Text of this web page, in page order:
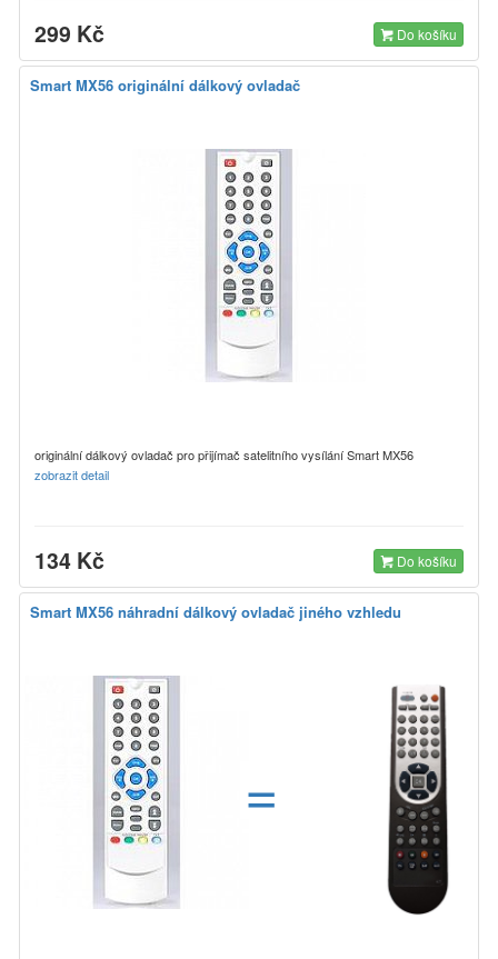
299 Kč Do košíku
Smart MX56 originální dálkový ovladač
originální dálkový ovladač pro přijímač satelitního vysílání Smart MX56
zobrazit detail
134 Kč Do košíku
Smart MX56 náhradní dálkový ovladač jiného vzhledu
=